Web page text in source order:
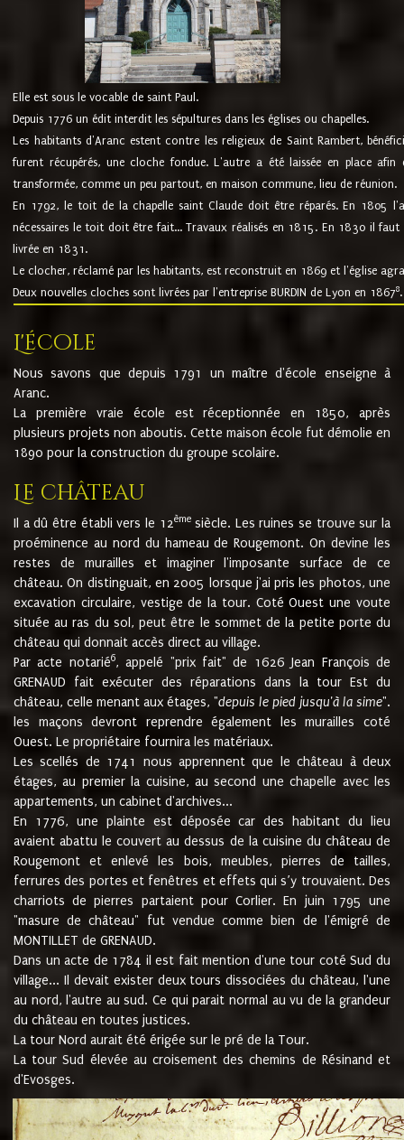
Elle est sous le vocable de saint Paul.
Depuis 1776 un édit interdit les sépultures dans les églises ou chapelles.
Les habitants d'Aranc estent contre les religieux de Saint Rambert,
furent récupérés, une cloche fondue. L'autre a été laissée en place
transformée, comme un peu partout, en maison commune, lieu de réunion.
En 1792, le toit de la chapelle saint Claude doit être réparés. En 1805
nécessaires le toit doit être fait... Travaux réalisés en 1815. En 1830 il
livrée en 1831.
Le clocher, réclamé par les habitants, est reconstruit en 1869 et l'église
Deux nouvelles cloches sont livrées par l'entreprise BURDIN de Lyon en 18678.
L'école
Nous savons que depuis 1791 un maître d'école enseigne à
Aranc.
La première vraie école est réceptionnée en 1850, après
plusieurs projets non aboutis. Cette maison école fut démolie en
1890 pour la construction du groupe scolaire.
Le château
Il a dû être établi vers le 12èmesiècle. Les ruines se trouve sur la
proéminence au nord du hameau de Rougemont. On devine les
restes de murailles et imaginer l'imposante surface de ce
château. On distinguait, en 2005 lorsque j'ai pris les photos, une
excavation circulaire, vestige de la tour. Coté Ouest une voute
située au ras du sol, peut être le sommet de la petite porte du
château qui donnait accès direct au village.
Par acte notarié6, appelé "prix fait" de 1626 Jean François de
GRENAUD fait exécuter des réparations dans la tour Est du
château, celle menant aux étages, "depuis le pied jusqu'à la sime".
les maçons devront reprendre également les murailles coté
Ouest. Le propriétaire fournira les matériaux.
Les scellés de 1741 nous apprennent que le château à deux
étages, au premier la cuisine, au second une chapelle avec les
appartements, un cabinet d'archives...
En 1776, une plainte est déposée car des habitant du lieu
avaient abattu le couvert au dessus de la cuisine du château de
Rougemont et enlevé les bois, meubles, pierres de tailles,
ferrures des portes et fenêtres et effets qui s’y trouvaient. Des
charriots de pierres partaient pour Corlier. En juin 1795 une
"masure de château" fut vendue comme bien de l'émigré de
MONTILLET de GRENAUD.
Dans un acte de 1784 il est fait mention d'une tour coté Sud du
village... Il devait exister deux tours dissociées du château, l'une
au nord, l'autre au sud. Ce qui parait normal au vu de la grandeur
du château en toutes justices.
La tour Nord aurait été érigée sur le pré de la Tour.
La tour Sud élevée au croisement des chemins de Résinand et
d'Evosges.